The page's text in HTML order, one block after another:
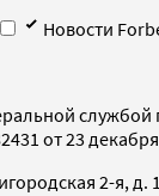
Новости
от 23 декабря
2-я, д.